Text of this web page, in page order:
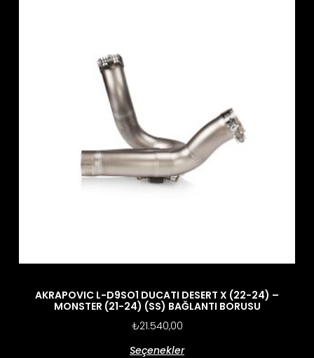
AKRAPOVIC L-D9SO1 DUCATI DESERT X (22-24) –
MONSTER (21-24) (SS) BAĞLANTI BORUSU
₺21.540,00
Seçenekler